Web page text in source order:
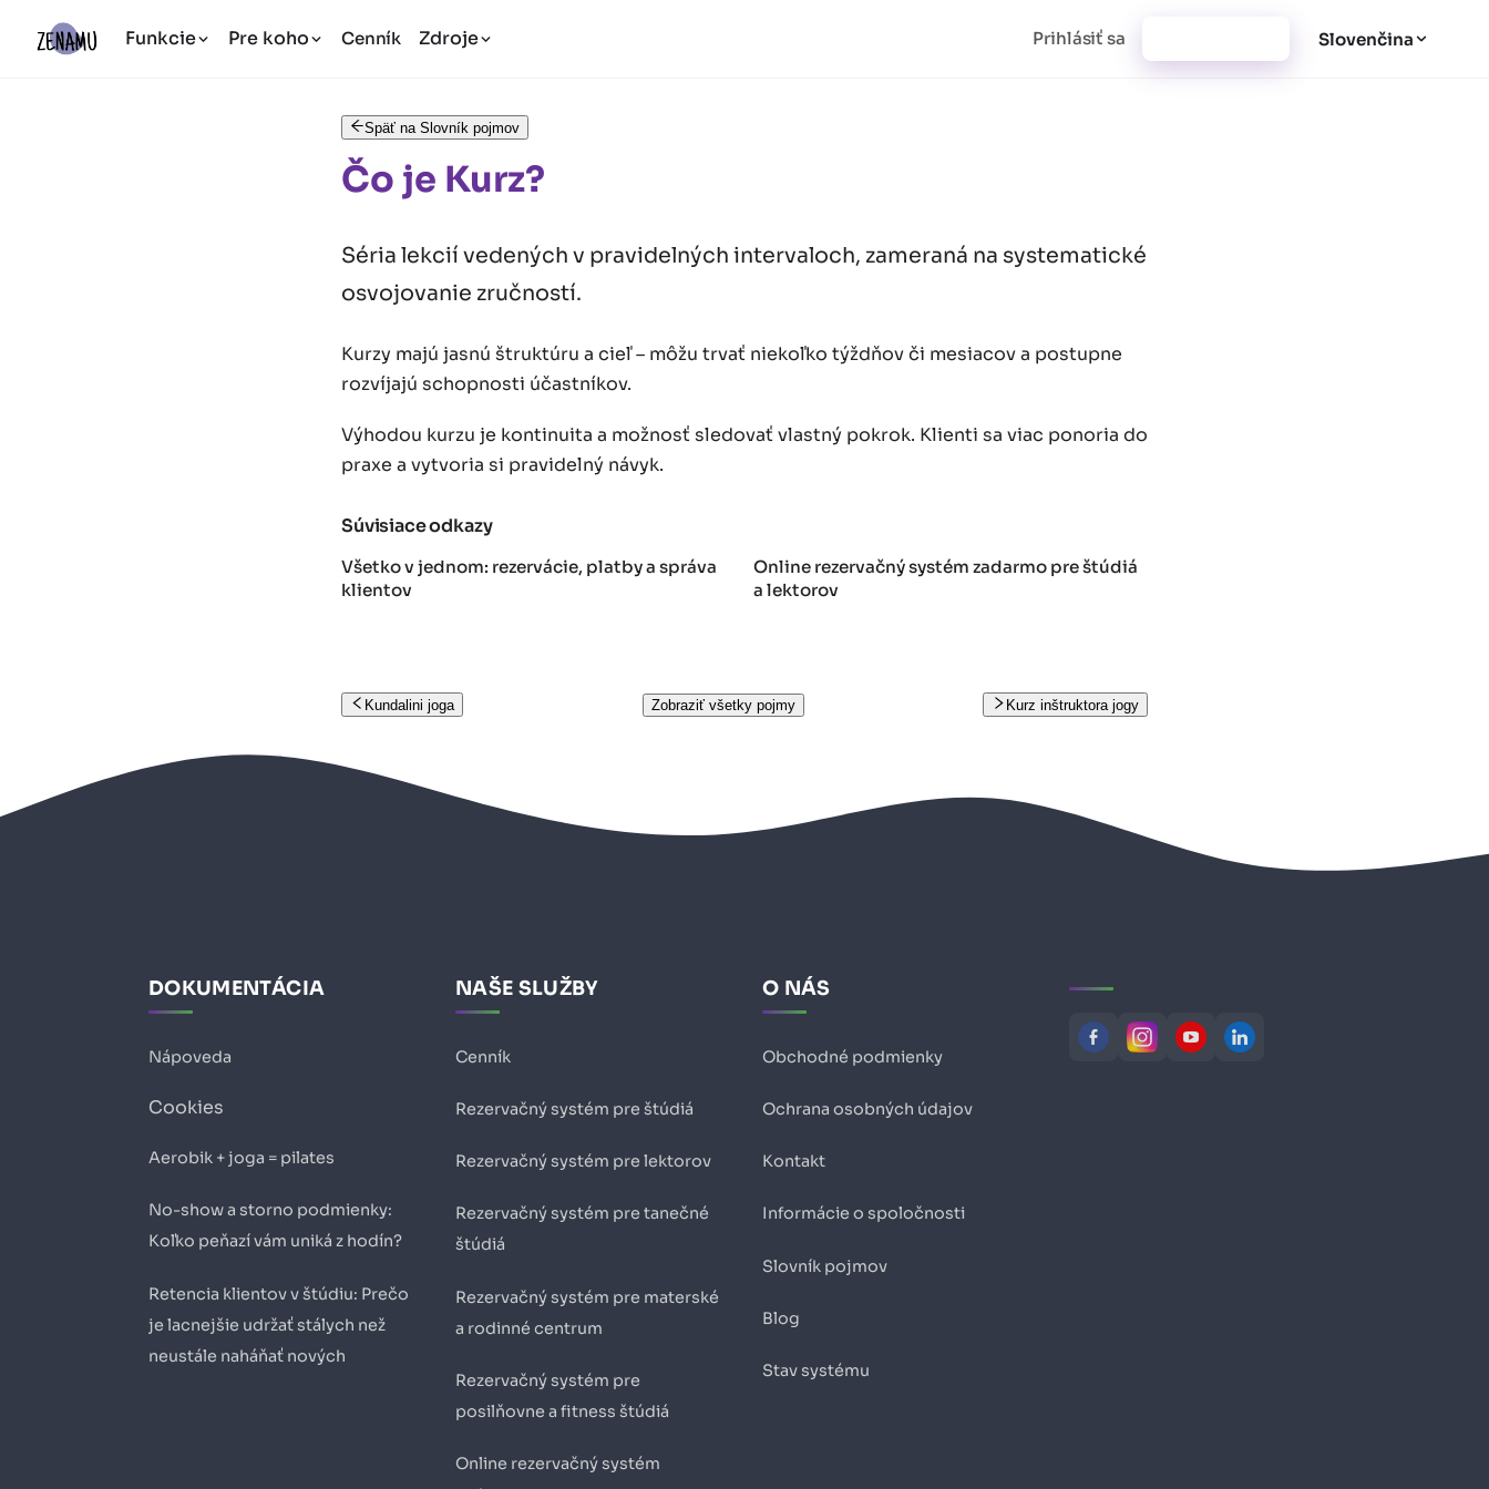
Funkcie Pre koho Cenník Zdroje Prihlásiť sa Slovenčina
Späť na Slovník pojmov
Čo je Kurz?
Séria lekcií vedených v pravidelných intervaloch, zameraná na systematické
osvojovanie zručností.
Kurzy majú jasnú štruktúru a cieľ – môžu trvať niekoľko týždňov či mesiacov a postupne
rozvíjajú schopnosti účastníkov.
Výhodou kurzu je kontinuita a možnosť sledovať vlastný pokrok. Klienti sa viac ponoria do
praxe a vytvoria si pravidelný návyk.
Súvisiace odkazy
Všetko v jednom: rezervácie, platby a správa
klientov
Online rezervačný systém zadarmo pre štúdiá
a lektorov
Kundalini joga Zobraziť všetky pojmy Kurz inštruktora jogy
DOKUMENTÁCIA
Nápoveda
Cookies
Aerobik + joga = pilates
No-show a storno podmienky:
Koľko peňazí vám uniká z hodín?
Retencia klientov v štúdiu: Prečo
je lacnejšie udržať stálych než
neustále naháňať nových
NAŠE SLUŽBY
Cenník
Rezervačný systém pre štúdiá
Rezervačný systém pre lektorov
Rezervačný systém pre tanečné
štúdiá
Rezervačný systém pre materské
a rodinné centrum
Rezervačný systém pre
posilňovne a fitness štúdiá
Online rezervačný systém
O NÁS
Obchodné podmienky
Ochrana osobných údajov
Kontakt
Informácie o spoločnosti
Slovník pojmov
Blog
Stav systému